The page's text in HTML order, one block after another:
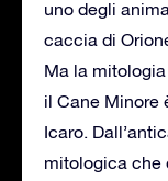
uno degli
caccia di
Ma la
il Cane Minore
Icaro.
mitologica che